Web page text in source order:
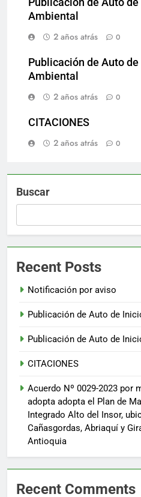
Ambiental
2 años atrás
0
Publicación de Auto
Ambiental
2 años atrás
0
CITACIONES
2 años atrás
0
Buscar
Recent Posts
Notificación por aviso
Publicación de Auto de
Publicación de Auto de
CITACIONES
Acuerdo Nº 0029-2023 por
adopta adopta el Plan de
Integrado Alto del Insor,
Cañasgordas, Abriaquí y
Antioquia
Recent Comments